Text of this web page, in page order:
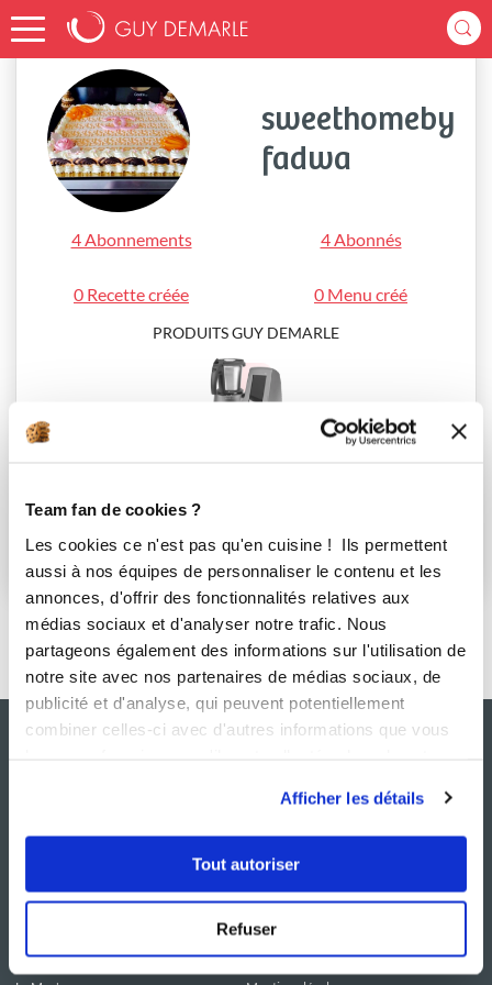
Team fan de cookies ?
Les cookies ce n'est pas qu'en cuisine ! Ils permettent
aussi à nos équipes de personnaliser le contenu et les
annonces, d'offrir des fonctionnalités relatives aux
médias sociaux et d'analyser notre trafic. Nous
partageons également des informations sur l'utilisation de
notre site avec nos partenaires de médias sociaux, de
publicité et d'analyse, qui peuvent potentiellement
combiner celles-ci avec d'autres informations que vous
Afficher les détails
Tout autoriser
Refuser
Accueil sweethomebyfadwa
sweethomeby
fadwa
4 Abonnements 4 Abonnés
0 Recette créée 0 Menu créé
PRODUITS GUY DEMARLE
cuisine et surtout de pâtisserie
S'abonner